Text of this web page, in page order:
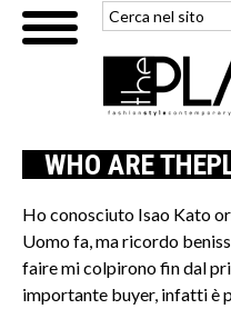
WHO ARE
Ho conosciuto Isao Kato
Uomo fa, ma ricordo
faire mi colpirono fin dal
importante buyer, infatti è